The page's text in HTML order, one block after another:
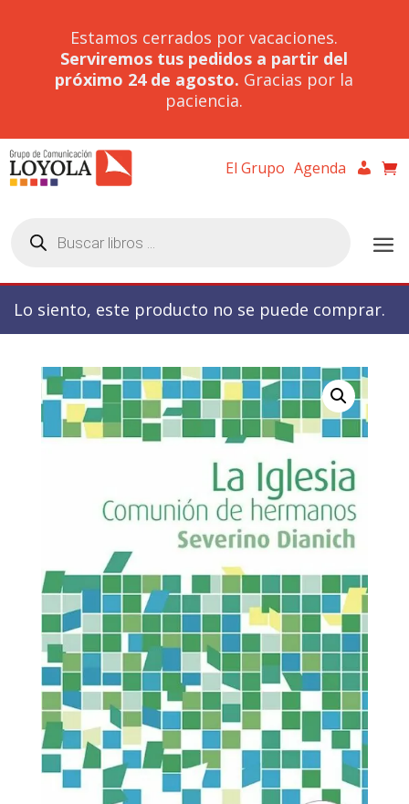
Estamos cerrados por vacaciones.
Serviremos tus pedidos a partir del
próximo 24 de agosto. Gracias por la
paciencia.
El Grupo Agenda
productos
Lo siento, este producto no se puede comprar.